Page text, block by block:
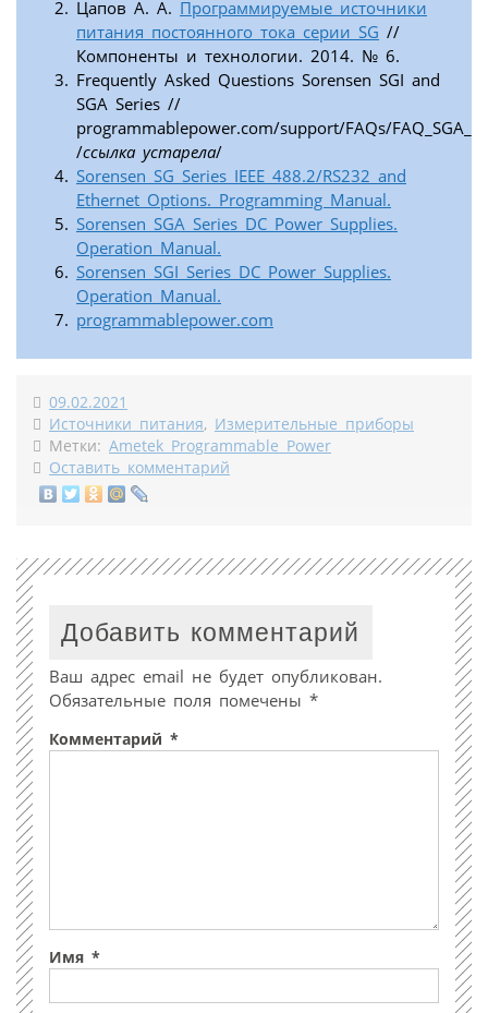
Цапов А. А. Программируемые источники
питания постоянного тока серии SG //
Компоненты и технологии. 2014. № 6.
Frequently Asked Questions Sorensen SGI and
SGA Series //
programmablepower.com/support/FAQs/
/ссылка устарела/
Sorensen SG Series IEEE 488.2/RS232 and
Ethernet Options. Programming Manual.
Sorensen SGA Series DC Power Supplies.
Operation Manual.
Sorensen SGI Series DC Power Supplies.
Operation Manual.
programmablepower.com
09.02.2021
Источники питания, Измерительные приборы
Метки: Ametek Programmable Power
Оставить комментарий
Добавить комментарий
Ваш адрес email не будет опубликован.
Обязательные поля помечены *
Комментарий *
Имя *